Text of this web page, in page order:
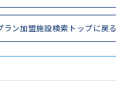
ラン加盟施設検索トップに戻る